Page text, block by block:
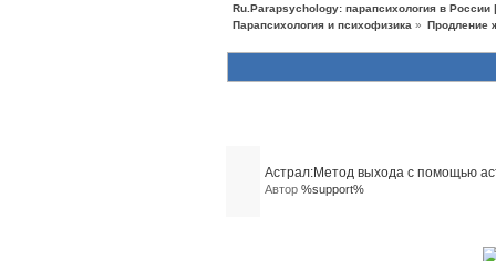
Ru.Parapsychology: парапсихология в
Парапсихология и психофизика » Продление
Астрал:Метод выхода с помощью
Автор %support%